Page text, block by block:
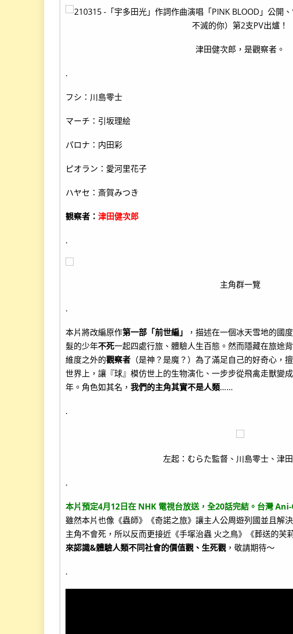
津田健次郎，是觀察者。
.
フシ：川島零士
マーチ：引坂理絵
パロナ：内田彩
ピオラン：愛河里花子
ハヤセ：斎賀みつき
観察者： 津田健次郎
.
主角群一覽
.
本片將改編原作第一部「前世編」
，描述在一個冰天雪地的國
髮的少年不死一起四處行旅、體驗人生百態。然而隱藏在旅途
維度之外的觀察者 （是神？是魔？）為了滿足自己的好奇心，
世界上，讓『球』模仿世上的生物演化、一步步從飛禽走獸變
年。角色如其名， 我們的主角其實不是人類……
.
左起：むらた監督、川島零士、津
.
本片預定4月12日在 NHK 電視台放送，全20話完結。台灣
雖然本片也像《蟲師》《奇諾之旅》讓主人公周遊列國並且解
主角不會死，所以反而更接近《手塚治蟲 火之鳥》《葬送的芙
來認識&體驗人類不同社會的價值觀、生死觀 ，敬請期待～
.